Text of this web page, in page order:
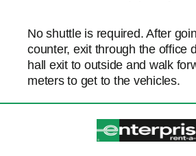
No shuttle is required. After
counter, exit through the office
hall exit to outside and walk
meters to get to the vehicles.